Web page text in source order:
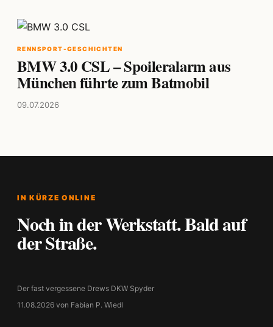
RENNSPORT-GESCHICHTEN
BMW 3.0 CSL – Spoileralarm aus
München führte zum Batmobil
09.07.2026
IN KÜRZE ONLINE
Noch in der Werkstatt. Bald auf
der Straße.
Der fast vergessene Drews DKW Spyder
11.08.2026 von Fabian P. Wiedl